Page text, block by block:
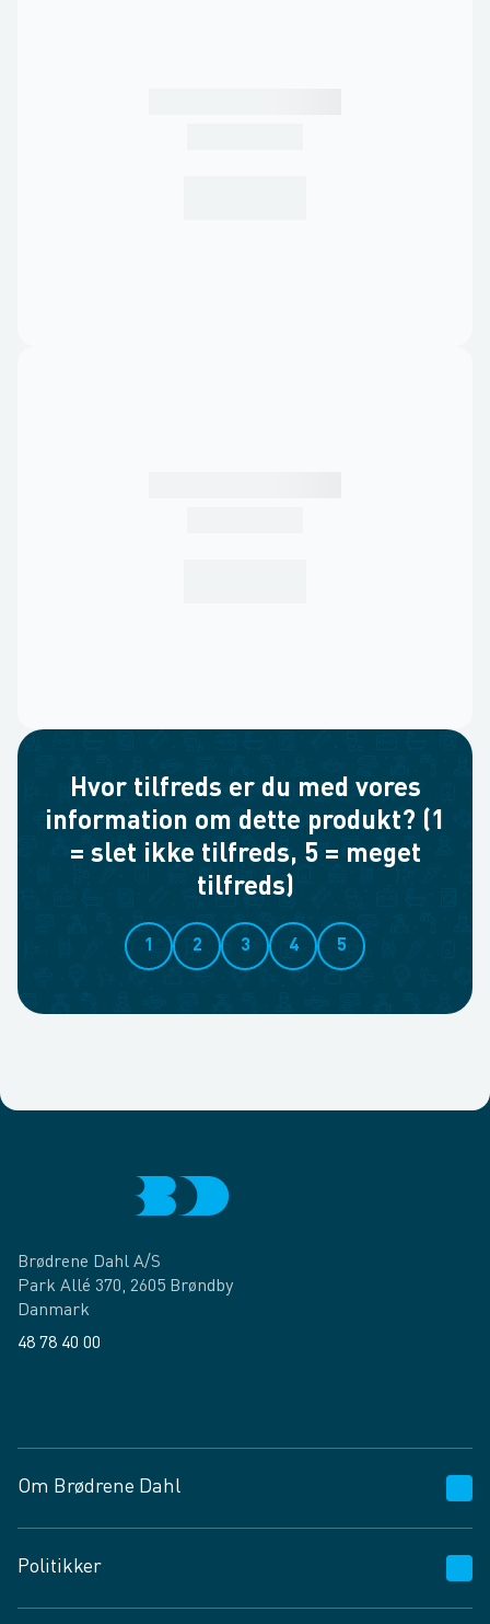
Hvor tilfreds er du med vores
information om dette produkt? (1
= slet ikke tilfreds, 5 = meget
tilfreds)
1 2 3 4 5
Brødrene Dahl A/S
Park Allé 370, 2605 Brøndby
Danmark
48 78 40 00
Om Brødrene Dahl
Vagttelefon 30 10 89 89
Spørgsmål og svar
Politikker